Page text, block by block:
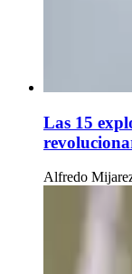
Las 15
Alfredo